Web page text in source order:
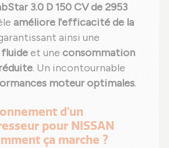
3.0 D 150 CV de 2953
améliore l'efficacité de la
ainsi une
et une consommation
. Un incontournable
moteur optimales.
d'un
pour NISSAN
ça marche ?